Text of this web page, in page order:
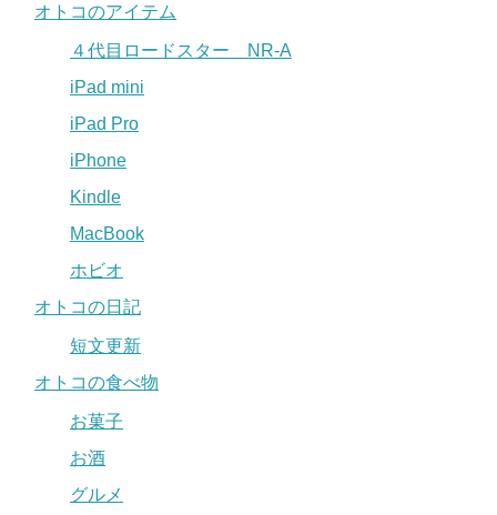
オトコのアイテム
４代目ロードスター NR-A
iPad mini
iPad Pro
iPhone
Kindle
MacBook
ホビオ
オトコの日記
短文更新
オトコの食べ物
お菓子
お酒
グルメ